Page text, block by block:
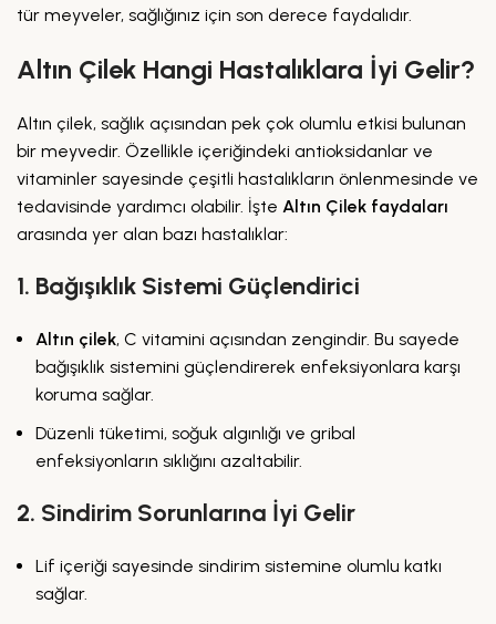
tür meyveler, sağlığınız için son derece faydalıdır.
Altın Çilek Hangi Hastalıklara İyi Gelir?
Altın çilek, sağlık açısından pek çok olumlu etkisi bulunan
bir meyvedir. Özellikle içeriğindeki antioksidanlar ve
vitaminler sayesinde çeşitli hastalıkların önlenmesinde ve
tedavisinde yardımcı olabilir. İşte Altın Çilek faydaları
arasında yer alan bazı hastalıklar:
1. Bağışıklık Sistemi Güçlendirici
Altın çilek, C vitamini açısından zengindir. Bu sayede
bağışıklık sistemini güçlendirerek enfeksiyonlara karşı
koruma sağlar.
Düzenli tüketimi, soğuk algınlığı ve gribal
enfeksiyonların sıklığını azaltabilir.
2. Sindirim Sorunlarına İyi Gelir
Lif içeriği sayesinde sindirim sistemine olumlu katkı
sağlar.